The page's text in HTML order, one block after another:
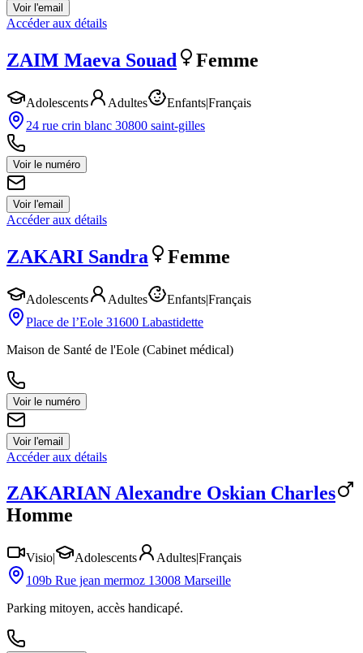
Voir l'email
Accéder aux détails
ZAIM Maeva Souad Femme
Adolescents Adultes Enfants|Français
24 rue crin blanc 30800 saint-gilles
Voir le numéro
Voir l'email
Accéder aux détails
ZAKARI Sandra Femme
Adolescents Adultes Enfants|Français
Place de l’Eole 31600 Labastidette
Maison de Santé de l'Eole (Cabinet médical)
Voir le numéro
Voir l'email
Accéder aux détails
ZAKARIANAlexandre Oskian Charles
Homme
Visio| Adolescents Adultes|Français
109b Rue jean mermoz 13008 Marseille
Parking mitoyen, accès handicapé.